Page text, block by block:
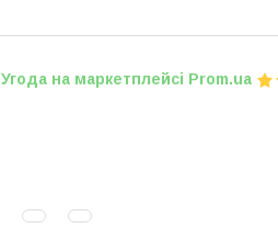
Угода на маркетплейсі Prom.ua